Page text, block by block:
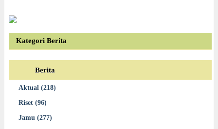
Kategori Berita
Berita
Aktual (218)
Riset (96)
Jamu (277)